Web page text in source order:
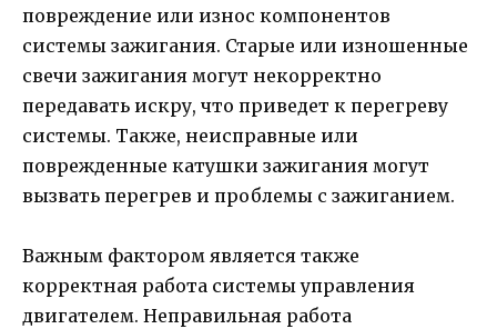
повреждение или износ компонентов
системы зажигания. Старые или изношенные
свечи зажигания могут некорректно
передавать искру, что приведет к перегреву
системы. Также, неисправные или
поврежденные катушки зажигания могут
вызвать перегрев и проблемы с зажиганием.
Важным фактором является также
корректная работа системы управления
двигателем. Неправильная работа